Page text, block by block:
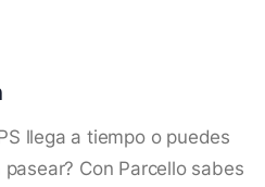
llega a tiempo o puedes
Con Parcello sabes